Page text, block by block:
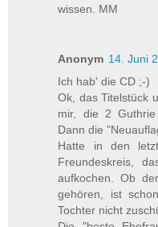
wissen. MM
Anonym 14. Juni
Ich hab' die CD ;-)
Ok, das Titelstück
mir, die 2
Dann die
Hatte in den
Freundeskreis,
aufkochen. Ob
gehören, ist
Tochter nicht